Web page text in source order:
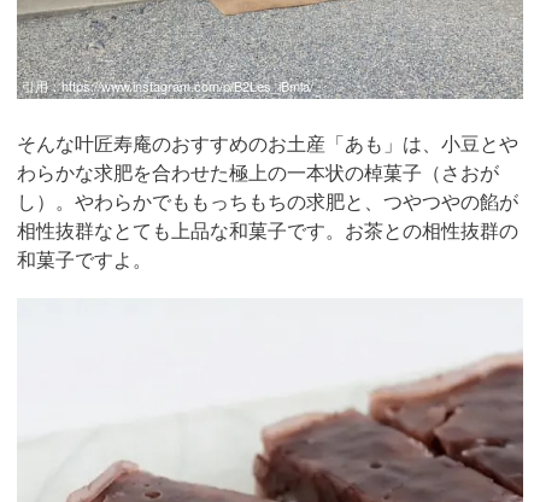
引用：https://www.instagram.com/p/B2Les_iBmla/
そんな叶匠寿庵のおすすめのお土産「あも」は、小豆とや
わらかな求肥を合わせた極上の一本状の棹菓子（さおが
し）。やわらかでももっちもちの求肥と、つやつやの餡が
相性抜群なとても上品な和菓子です。お茶との相性抜群の
和菓子ですよ。